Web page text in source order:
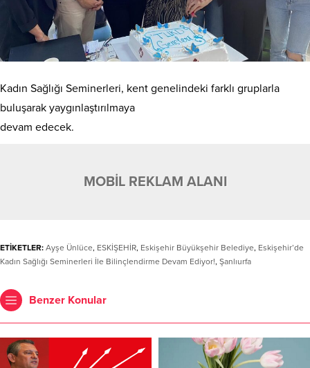
Kadın Sağlığı Seminerleri, kent genelindeki farklı gruplarla
buluşarak yaygınlaştırılmaya
devam edecek.
MOBİL REKLAM ALANI
ETİKETLER: Ayşe Ünlüce, ESKİŞEHİR, Eskişehir Büyükşehir Belediye, Eskişehir’de
Kadın Sağlığı Seminerleri İle Bilinçlendirme Devam Ediyor!, Şanlıurfa
Benzer Konular